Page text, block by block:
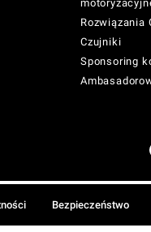
Rozwiązania
Czujniki
Sponsoring
Bezpieczeństwo